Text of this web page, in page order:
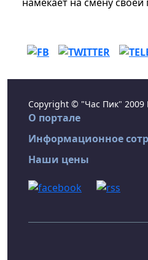
Copyright © "Час Пик"
О портале
Информационное
Наши цены